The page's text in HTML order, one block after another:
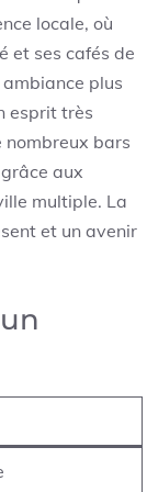
locale, où
et ses cafés de
plus
esprit très
nombreux bars
aux
multiple. La
et un avenir